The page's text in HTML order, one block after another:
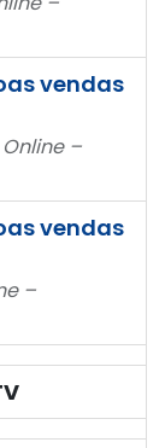
vendas
–
vendas
–